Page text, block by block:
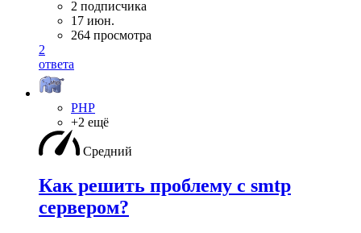
2 подписчика
17 июн.
264 просмотра
2
ответа
PHP
+2 ещё
Средний
Как решить проблему с smtp
сервером?